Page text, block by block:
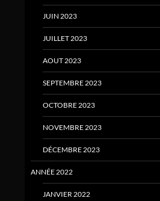
JUIN 2023
JUILLET 2023
AOUT 2023
SEPTEMBRE 2023
OCTOBRE 2023
NOVEMBRE 2023
DÉCEMBRE 2023
ANNÉE 2022
JANVIER 2022